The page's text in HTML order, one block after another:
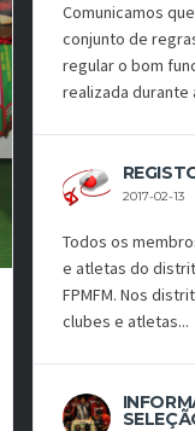
Comunicamos
conjunto de
regular o bom
realizada durante
2017-02-13
Todos os
e atletas do
FPMFM. Nos
clubes e atletas...